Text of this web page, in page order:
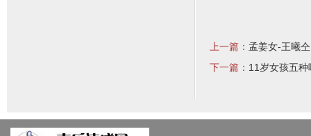
上一篇： 孟姜女-王曦仝
下一篇： 11岁女孩五